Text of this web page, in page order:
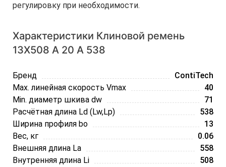
регулировку при необходимости.
Характеристики Клиновой ремень
13Х508 A 20 А 538
Бренд
ContiTech
Max. линейная скорость Vmax
40
Min. диаметр шкива dw
71
Расчётная длина Ld (Lw,Lp)
538
Ширина профиля bo
13
Вес, кг
0.06
Внешняя длина La
558
Внутренняя длина Li
508